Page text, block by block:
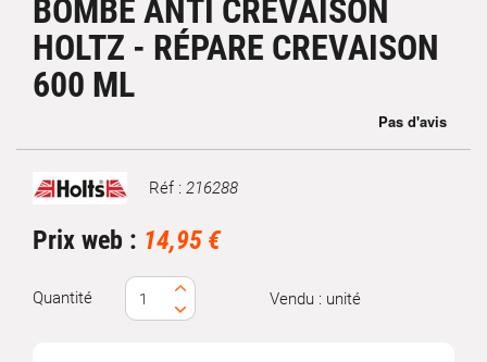
BOMBE ANTI CREVAISON
HOLTZ - RÉPARE CREVAISON
600 ML
Marque Réf : 216288
Prix web : 14,95 €
Quantité Vendu : unité